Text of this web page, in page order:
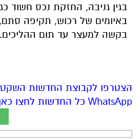
הצטרפו לקבוצת החדשות
אולי יעניין אותך